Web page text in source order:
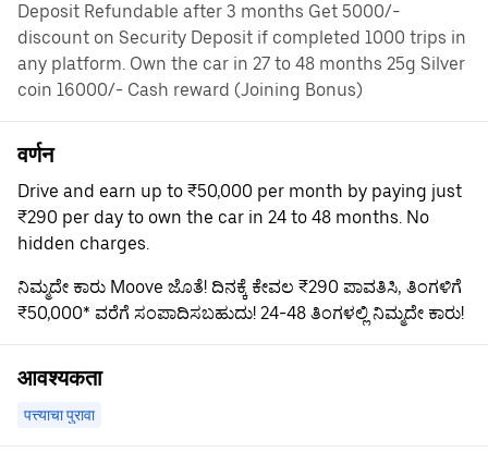
Deposit Refundable after 3 months Get 5000/-
discount on Security Deposit if completed 1000 trips in
any platform. Own the car in 27 to 48 months 25g Silver
coin 16000/- Cash reward (Joining Bonus)
वर्णन
Drive and earn up to ₹50,000 per month by paying just
₹290 per day to own the car in 24 to 48 months. No
hidden charges.
ನಿಮ್ಮದೇ ಕಾರು Moove ಜೊತೆ! ದಿನಕ್ಕೆ ಕೇವಲ ₹290 ಪಾವತಿಸಿ, ತಿಂಗಳಿಗೆ
₹50,000* ವರೆಗೆ ಸಂಪಾದಿಸಬಹುದು! 24-48 ತಿಂಗಳಲ್ಲಿ ನಿಮ್ಮದೇ ಕಾರು!
आवश्यकता
पत्त्याचा पुरावा